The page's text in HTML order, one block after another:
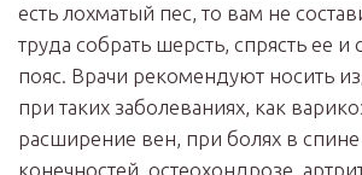
есть лохматый пес, то вам не
труда собрать шерсть, спрясть ее и
пояс. Врачи рекомендуют носить
при таких заболеваниях, как
расширение вен, при болях в спине
конечностей, остеохондрозе,